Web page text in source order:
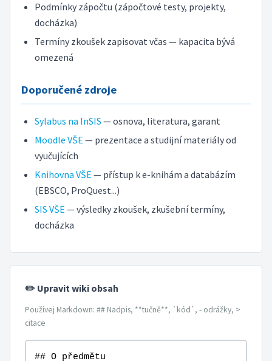
Podmínky zápočtu (zápočtové testy, projekty,
docházka)
Termíny zkoušek zapisovat včas — kapacita bývá
omezená
Doporučené zdroje
Sylabus na InSIS — osnova, literatura, garant
Moodle VŠE — prezentace a studijní materiály od
vyučujících
Knihovna VŠE — přístup k e-knihám a databázím
(EBSCO, ProQuest...)
SIS VŠE — výsledky zkoušek, zkušební termíny,
docházka
✏️ Upravit wiki obsah
Používej Markdown: ## Nadpis, **tučně**, `kód`, - odrážky, >
citace